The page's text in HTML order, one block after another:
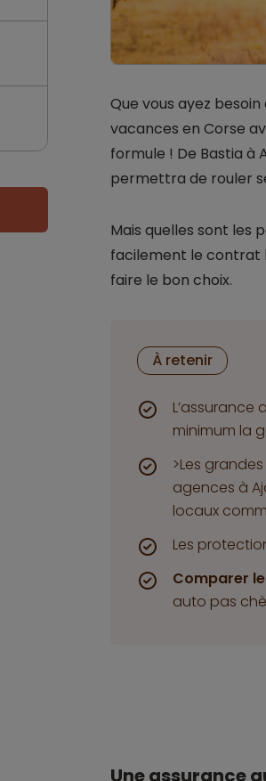
Que vous ayez
vacances en Corse
formule ! De Bastia à
permettra de rouler
Mais quelles sont les
facilement le contrat
faire le bon choix.
À retenir
minimum la
>Les
agences à
locaux
Les
Comparer
auto pas
Une assurance